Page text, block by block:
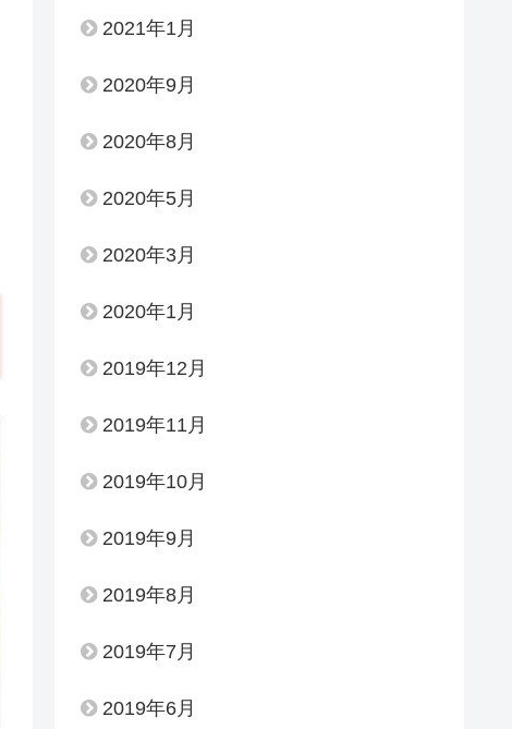
2021年1月
2020年9月
2020年8月
2020年5月
2020年3月
2020年1月
2019年12月
2019年11月
2019年10月
2019年9月
2019年8月
2019年7月
2019年6月